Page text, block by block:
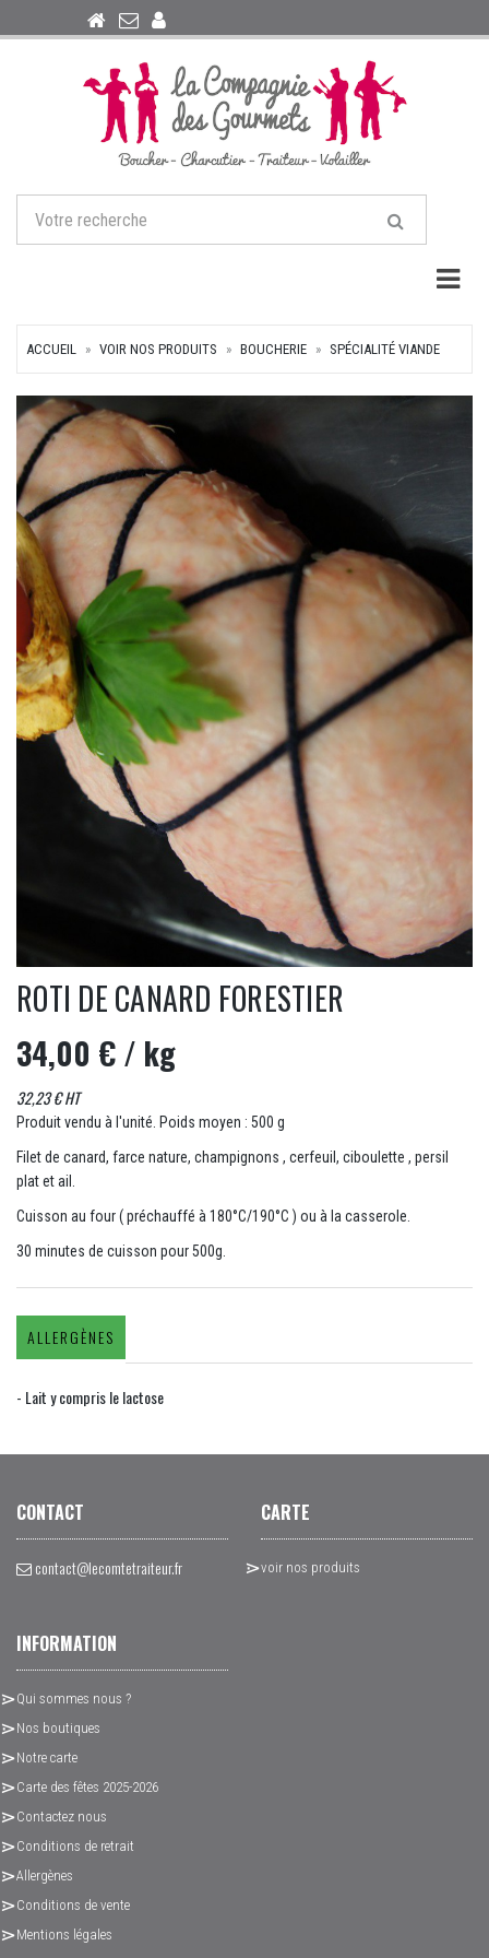
ACCUEIL VOIR NOS PRODUITS BOUCHERIE SPÉCIALITÉ VIANDE
ROTI DE CANARD FORESTIER
34,00 €/ kg
32,23 € HT
Produit vendu à l'unité. Poids moyen : 500 g
Filet de canard, farce nature, champignons , cerfeuil, ciboulette , persil
plat et ail.
Cuisson au four ( préchauffé à 180°C/190°C ) ou à la casserole.
30 minutes de cuisson pour 500g.
ALLERGÈNES
- Lait y compris le lactose
CONTACT
contact@lecomtetraiteur.fr
CARTE
voir nos produits
INFORMATION
Qui sommes nous ?
Nos boutiques
Notre carte
Carte des fêtes 2025-2026
Contactez nous
Conditions de retrait
Allergènes
Conditions de vente
Mentions légales